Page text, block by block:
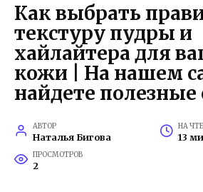
Как выбрать
текстуру пудры и
хайлайтера для
кожи | На нашем
найдете полезные
АВТОР
Наталья Бигова
НА
13
ПРОСМОТРОВ
2